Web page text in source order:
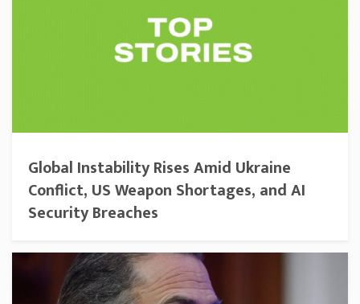
Global Instability Rises Amid Ukraine
Conflict, US Weapon Shortages, and AI
Security Breaches